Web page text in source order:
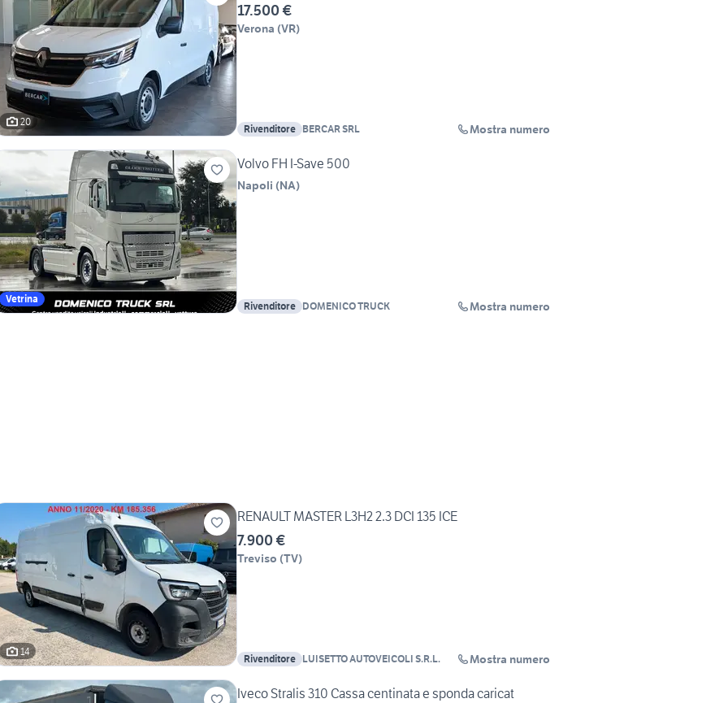
20
17.500 €
Verona (VR)
Rivenditore BERCAR SRL Mostra numero
Vetrina
Volvo FH I-Save 500
Napoli (NA)
Rivenditore DOMENICO TRUCK Mostra numero
14
RENAULT MASTER L3H2 2.3 DCI 135 ICE
7.900 €
Treviso (TV)
Rivenditore LUISETTO AUTOVEICOLI S.R.L. Mostra numero
Iveco Stralis 310 Cassa centinata e sponda caricat